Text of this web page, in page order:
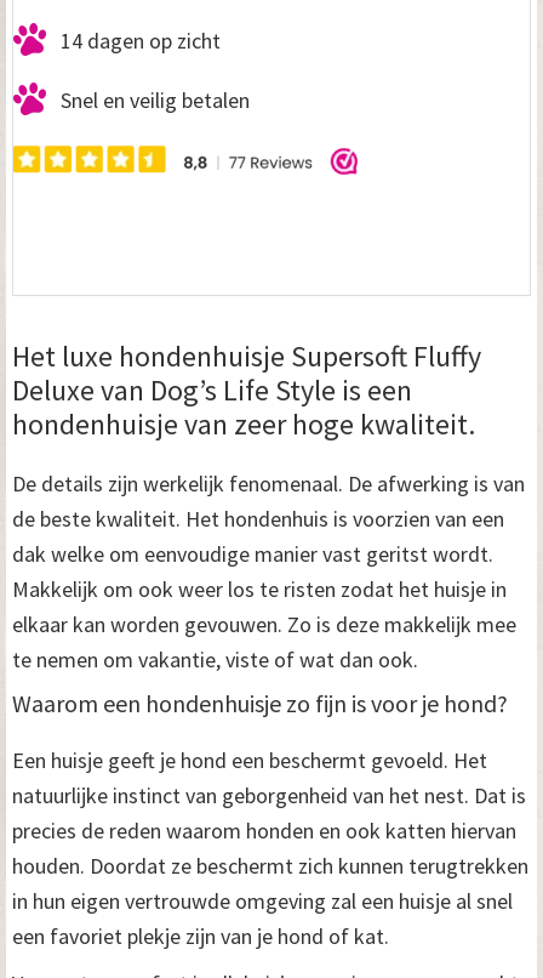
14 dagen op zicht
Snel en veilig betalen
Het luxe hondenhuisje Supersoft Fluffy
Deluxe van Dog’s Life Style is een
hondenhuisje van zeer hoge kwaliteit.
De details zijn werkelijk fenomenaal. De afwerking is van
de beste kwaliteit. Het hondenhuis is voorzien van een
dak welke om eenvoudige manier vast geritst wordt.
Makkelijk om ook weer los te risten zodat het huisje in
elkaar kan worden gevouwen. Zo is deze makkelijk mee
te nemen om vakantie, viste of wat dan ook.
Waarom een hondenhuisje zo fijn is voor je hond?
Een huisje geeft je hond een beschermt gevoeld. Het
natuurlijke instinct van geborgenheid van het nest. Dat is
precies de reden waarom honden en ook katten hiervan
houden. Doordat ze beschermt zich kunnen terugtrekken
in hun eigen vertrouwde omgeving zal een huisje al snel
een favoriet plekje zijn van je hond of kat.